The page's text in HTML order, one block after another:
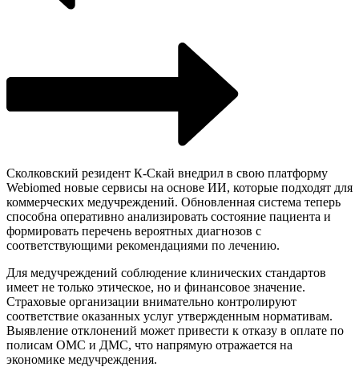
Сколковский резидент К-Скай внедрил в свою платформу
Webiomed новые сервисы на основе ИИ, которые подходят для
коммерческих медучреждений. Обновленная система теперь
способна оперативно анализировать состояние пациента и
формировать перечень вероятных диагнозов с
соответствующими рекомендациями по лечению.
Для медучреждений соблюдение клинических стандартов
имеет не только этическое, но и финансовое значение.
Страховые организации внимательно контролируют
соответствие оказанных услуг утвержденным нормативам.
Выявление отклонений может привести к отказу в оплате по
полисам ОМС и ДМС, что напрямую отражается на
экономике медучреждения.